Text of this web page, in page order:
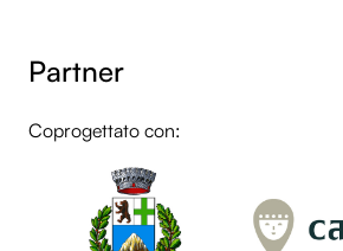
Partner
Coprogettato con: